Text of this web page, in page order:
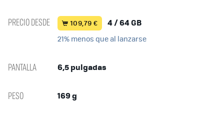
PRECIO DESDE 109,79 € 4 / 64 GB
21% menos que al lanzarse
PANTALLA 6,5 pulgadas
PESO 169 g